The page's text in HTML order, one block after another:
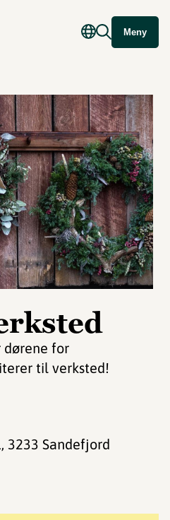
Meny
dørene for
til verksted!
, 3233 Sandefjord